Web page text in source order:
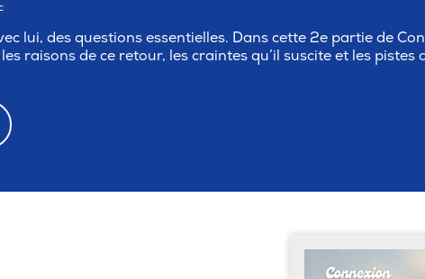
lui, des questions essentielles. Dans cette 2e partie de
raisons de ce retour, les craintes qu’il suscite et les pistes